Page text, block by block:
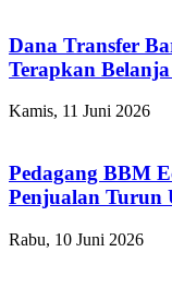
Dana Transfer
Terapkan
Kamis, 11 Juni 2026
Pedagang BBM
Penjualan Turun
Rabu, 10 Juni 2026